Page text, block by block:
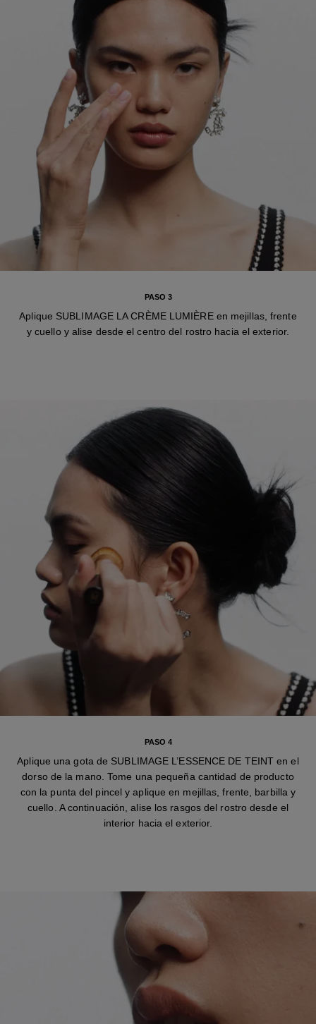
PASO 3
Aplique SUBLIMAGE LA CRÈME LUMIÈRE en mejillas, frente
y cuello y alise desde el centro del rostro hacia el exterior.
PASO 4
Aplique una gota de SUBLIMAGE L’ESSENCE DE TEINT en el
dorso de la mano. Tome una pequeña cantidad de producto
con la punta del pincel y aplique en mejillas, frente, barbilla y
cuello. A continuación, alise los rasgos del rostro desde el
interior hacia el exterior.